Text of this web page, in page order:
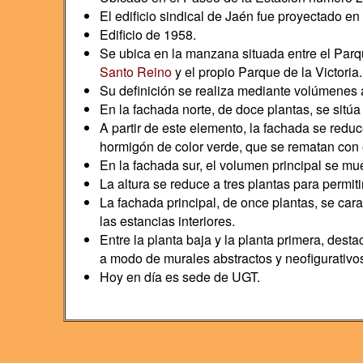
El edificio sindical de Jaén fue proyectado
Edificio de 1958.
Se ubica en la manzana situada entre el
Santo Reinoy el propio Parque de la Victoria.
Su definición se realiza mediante
En la fachada norte, de doce plantas, se
A partir de este elemento, la fachada se
hormigón de color verde, que se rematan
En la fachada sur, el volumen principal se
La altura se reduce a tres plantas para
La fachada principal, de once plantas, se
las estancias interiores.
Entre la planta baja y la planta primera,
a modo de murales abstractos y
Hoy en día es sede de UGT.